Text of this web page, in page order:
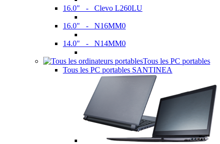
16.0" - Clevo L260LU
16.0" - N16MM0
14.0" - N14MM0
Tous les PC portables
Tous les PC portables SANTINEA